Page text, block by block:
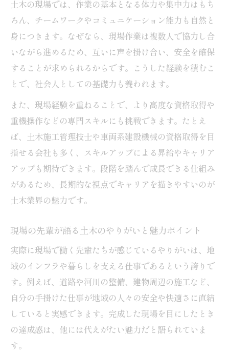
力
地元志向で選ぶ土木就職の新しい基準
仕事選びに活かす土木と営業の両面からの視点
土木と営業それぞれの仕事内容を比較解説
両方の経験がキャリアに与えるメリットと
土木経験が営業活動に活きる理由を紹介
営業力を生かした土木業界での働き方
多角的に見る土木と営業の職場環境
福利厚生に注目した土木業界の安定した環境
土木業界で注目される福利厚生の内容とは
土木職の働きやすさを支えるサポート制度
土木で長く働くための健康支援と制度紹介
家族も安心できる土木現場の福利厚生事例
地域に根差した土木キャリアで実感する安心感
地元と共に歩む土木キャリアの魅力を紹介
土木職が地域社会に貢献するやりがいとは
長く続けられる土木の働き方と安心感の理
土木の現場では、作業の基本となる体力や集中力はもち
ろん、チームワークやコミュニケーション能力も自然と
身につきます。なぜなら、現場作業は複数人で協力し合
いながら進めるため、互いに声を掛け合い、安全を確保
することが求められるからです。こうした経験を積むこ
とで、社会人としての基礎力も養われます。
また、現場経験を重ねることで、より高度な資格取得や
重機操作などの専門スキルにも挑戦できます。たとえ
ば、土木施工管理技士や車両系建設機械の資格取得を目
指せる会社も多く、スキルアップによる昇給やキャリア
アップも期待できます。段階を踏んで成長できる仕組み
があるため、長期的な視点でキャリアを描きやすいのが
土木業界の魅力です。
現場の先輩が語る土木のやりがいと魅力ポイント
実際に現場で働く先輩たちが感じているやりがいは、地
域のインフラや暮らしを支える仕事であるという誇りで
す。例えば、道路や河川の整備、建物周辺の施工など、
自分の手掛けた仕事が地域の人々の安全や快適さに直結
していると実感できます。完成した現場を目にしたとき
の達成感は、他には代えがたい魅力だと語られていま
す。